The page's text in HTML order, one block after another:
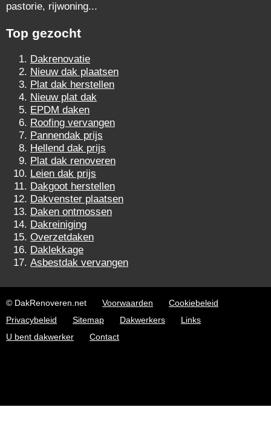
pastorie, rijwoning...
Top gezocht
Dakrenovatie
Nieuw dak plaatsen
Plat dak herstellen
Nieuw plat dak
EPDM daken
Roofing vervangen
Pannendak prijs
Hellend dak prijs
Plat dak renoveren
Leien dak prijs
Dakgoot herstellen
Dakvenster plaatsen
Daken ontmossen
Dakreiniging
Overzetdaken
Daklekkage
Asbestdak vervangen
© DakRenoveren.net Voorwaarden
Cookiebeleid
Privacybeleid
Sitemap Dakwerkers
Links
U bent dakwerker
Contact